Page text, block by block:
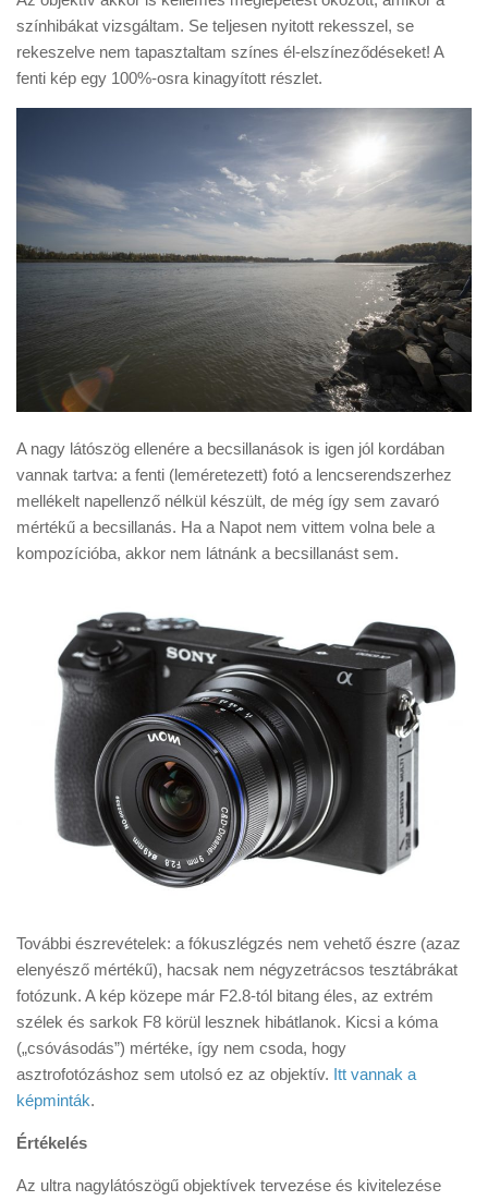
színhibákat vizsgáltam. Se teljesen nyitott rekesszel, se
rekeszelve nem tapasztaltam színes él-elszíneződéseket! A
fenti kép egy 100%-osra kinagyított részlet.
A nagy látószög ellenére a becsillanások is igen jól kordában
vannak tartva: a fenti (leméretezett) fotó a lencserendszerhez
mellékelt napellenző nélkül készült, de még így sem zavaró
mértékű a becsillanás. Ha a Napot nem vittem volna bele a
kompozícióba, akkor nem látnánk a becsillanást sem.
További észrevételek: a fókuszlégzés nem vehető észre (azaz
elenyésző mértékű), hacsak nem négyzetrácsos tesztábrákat
fotózunk. A kép közepe már F2.8-tól bitang éles, az extrém
szélek és sarkok F8 körül lesznek hibátlanok. Kicsi a kóma
(„csóvásodás”) mértéke, így nem csoda, hogy
asztrofotózáshoz sem utolsó ez az objektív. Itt vannak a
képminták.
Értékelés
Az ultra nagylátószögű objektívek tervezése és kivitelezése